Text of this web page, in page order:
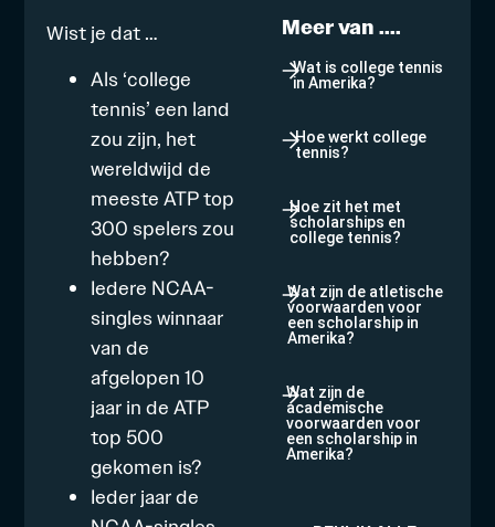
Wist je dat …
Als ‘college
tennis’ een land
zou zijn, het
wereldwijd de
meeste ATP top
300 spelers zou
hebben?
Iedere NCAA-
singles winnaar
van de
afgelopen 10
jaar in de ATP
top 500
gekomen is?
Ieder jaar de
Meer van ....
Wat is college tennis
in Amerika?
Hoe werkt college
tennis?
Hoe zit het met
scholarships en
college tennis?
Wat zijn de atletische
voorwaarden voor
een scholarship in
Amerika?
Wat zijn de
academische
voorwaarden voor
een scholarship in
Amerika?